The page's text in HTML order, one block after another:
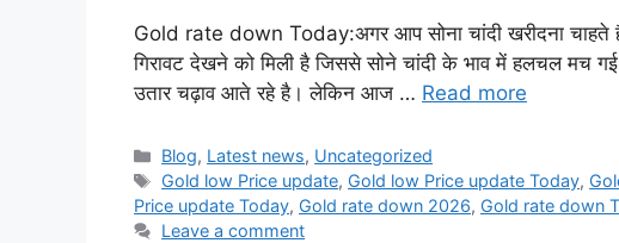
Gold rate down Today:अगर आप सोना चांदी खरीदना चाहते
गिरावट देखने को मिली है जिससे सोने चांदी के भाव में हलचल मच
उतार चढ़ाव आते रहे है। लेकिन आज … Read more
Categories
Blog, Latest news, Uncategorized
Tags
Gold low Price update, Gold low Price update Today,
Price update Today, Gold rate down 2026, Gold rate down
Leave a comment